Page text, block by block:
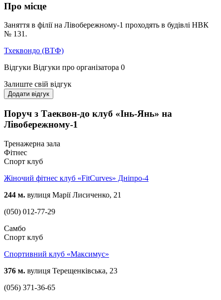
Про місце
Заняття в філії на Лівобережному-1 проходять в будівлі НВК
№ 131.
Тхеквондо (ВТФ)
Відгуки Відгуки про організатора 0
Залиште свій відгук
Додати відгук
Поруч з Таеквон-до клуб «Інь-Янь» на
Лівобережному-1
Тренажерна зала
Фітнес
Спорт клуб
Жіночий фітнес клуб «FitCurves» Дніпро-4
244 м. вулиця Марії Лисиченко, 21
(050) 012-77-29
Самбо
Спорт клуб
Спортивний клуб «Максимус»
376 м. вулиця Терещенківська, 23
(056) 371-36-65